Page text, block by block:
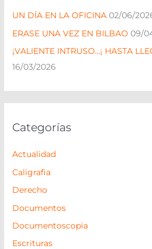
p
o
r
:
UN DÍA EN LA OFICINA 02/06/
ERASE UNA VEZ EN BILBAO 09/
¡VALIENTE INTRUSO…¡ HASTA
16/03/2026
Categorías
Actualidad
Caligrafia
Derecho
Documentos
Documentoscopia
Escrituras